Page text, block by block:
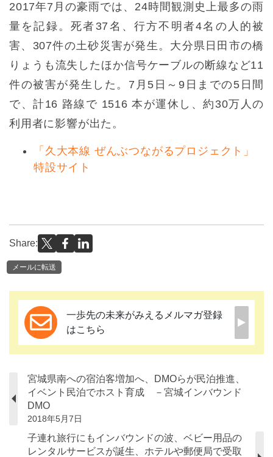
2017年7月の豪雨では、24時間観測史上最多の雨
量を記録。死者37名、行方不明者4名の人的被
害、307件の土砂災害が発生。大分県日田市の橋
りょうも流失したほか信号ケーブルの断線など11
件の被害が発生した。7月5日～9日までの5日間
で、計16 路線で 1516 本が運休し、約30万人の
利用者に影響が出た。
「久大本線 ぜんぶつながるプロジェクト」
特設サイト
Share:
メールに転送
一歩先の未来がみえるメルマガ登録
はこちら
宮城県南への宿泊客増加へ、DMOらが民泊推進、
イベント民泊でホスト育成 －宮城インバウンド
DMO
2018年5月7日
子連れ旅行にもインバウンドの波、ベビー用品の
レンタルサービスが誕生、ホテルや郵便局で受取